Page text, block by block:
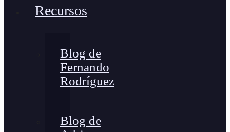
Recursos
Blog de
Fernando
Rodríguez
Blog de